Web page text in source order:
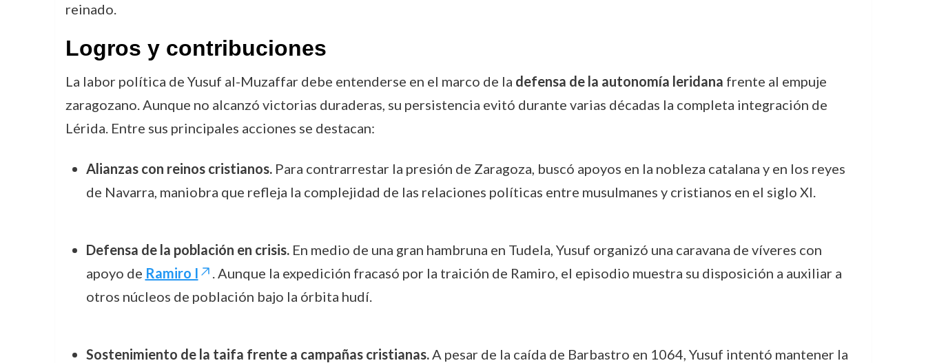
reinado.
Logros y contribuciones
La labor política de Yusuf al-Muzaffar debe entenderse en el marco de la defensa de la autonomía leridana frente al empuje
zaragozano. Aunque no alcanzó victorias duraderas, su persistencia evitó durante varias décadas la completa integración de
Lérida. Entre sus principales acciones se destacan:
Alianzas con reinos cristianos.Para contrarrestar la presión de Zaragoza, buscó apoyos en la nobleza catalana y en los reyes
de Navarra, maniobra que refleja la complejidad de las relaciones políticas entre musulmanes y cristianos en el siglo XI.
Defensa de la población en crisis.En medio de una gran hambruna en Tudela, Yusuf organizó una caravana de víveres con
apoyo de Ramiro I
. Aunque la expedición fracasó por la traición de Ramiro, el episodio muestra su disposición a auxiliar a
otros núcleos de población bajo la órbita hudí.
Sostenimiento de la taifa frente a campañas cristianas.A pesar de la caída de Barbastro en 1064, Yusuf intentó mantener la